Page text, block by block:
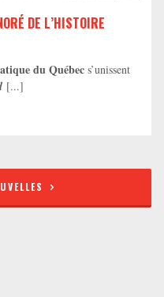
DE L’HISTOIRE
du Québec s’unissent
[...]